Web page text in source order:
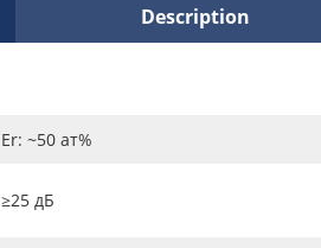
Description
Er: ~50 ат%
≥25 дБ